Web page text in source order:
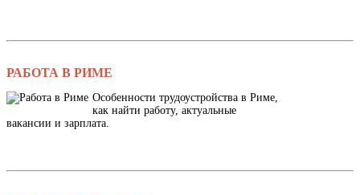
РАБОТА В РИМЕ
Особенности трудоустройства в Риме,
как найти работу, актуальные
вакансии и зарплата.